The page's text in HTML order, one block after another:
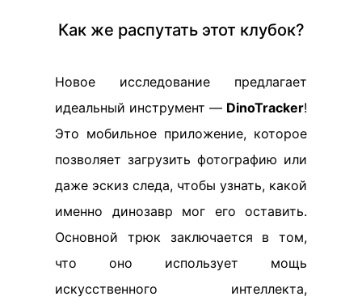
Как же распутать этот клубок?
Новое исследование предлагает
идеальный инструмент — DinoTracker!
Это мобильное приложение, которое
позволяет загрузить фотографию или
даже эскиз следа, чтобы узнать, какой
именно динозавр мог его оставить.
Основной трюк заключается в том,
что оно использует мощь
искусственного интеллекта,